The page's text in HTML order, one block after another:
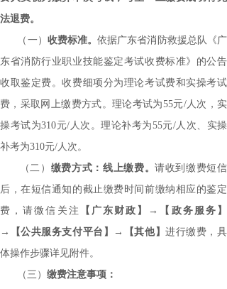
法退费。
（一） 收费标准。依据广东省消防救援总队《广
东省消防行业职业技能鉴定考试收费标准》的公告
收取鉴定费。收费细项分为理论考试费和实操考试
费，采取网上缴费方式。理论考试为55元/人次，实
操考试为310元/人次。理论补考为55元/人次、实操
补考为310元/人次。
（二） 缴费方式：线上缴费。请收到缴费短信
后，在短信通知的截止缴费时间前缴纳相应的鉴定
费，请微信关注
【广东财政】
→【政务服务】
→【公共服务支付平台】→【其他】进行缴费，具
体操作步骤详见附件。
（三） 缴费注意事项：